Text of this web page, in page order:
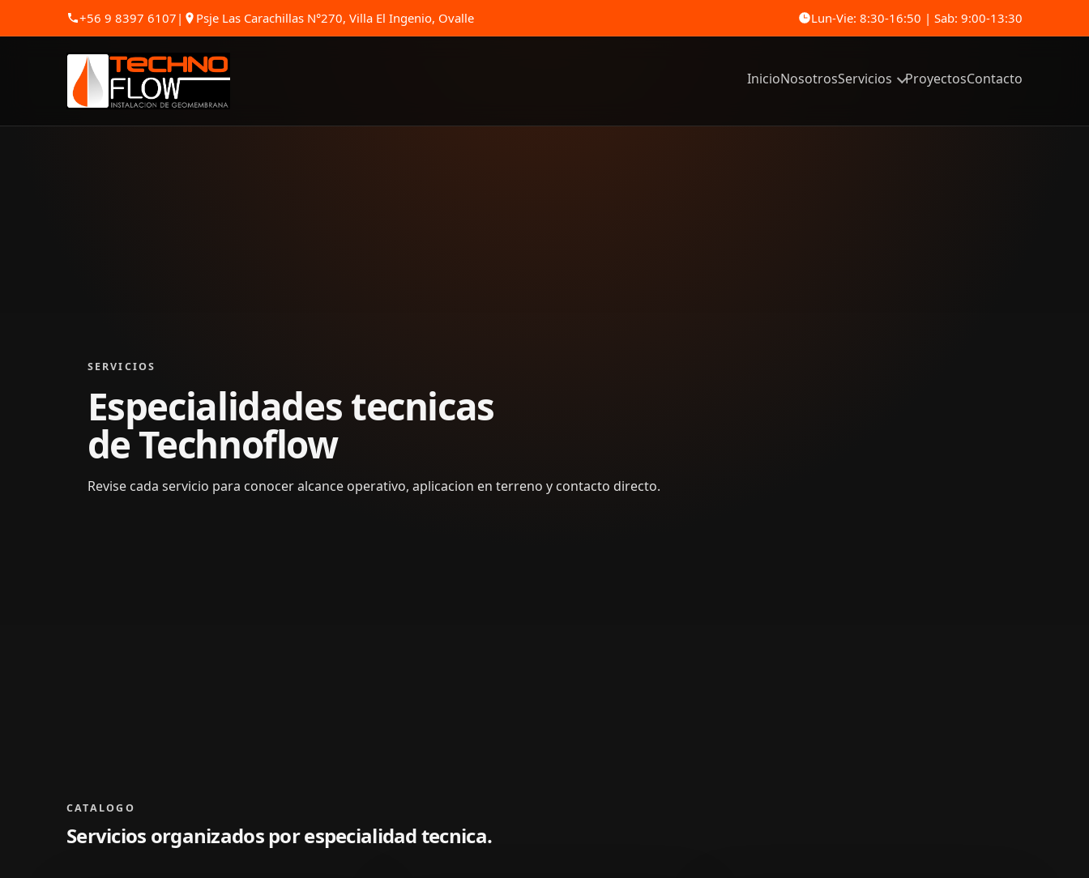
+56 9 8397 6107 | Psje Las Carachillas N°270, Villa El Ingenio, Ovalle Lun-Vie: 8:30-16:50 | Sab: 9:00-13:30
InicioNosotrosServicios ProyectosContacto
SERVICIOS
Especialidades tecnicas
de Technoflow
Revise cada servicio para conocer alcance operativo, aplicacion en terreno y contacto directo.
CATALOGO
Servicios organizados por especialidad tecnica.